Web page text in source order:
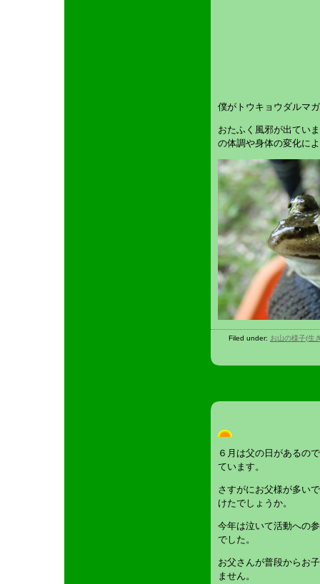
僕がトウキョウダルマ
おたふく風邪が出てい
の体調や身体の変化に
Filed under: お山の様子(生
６月は父の日があるの
ています。
さすがにお父様が多い
けたでしょうか。
今年は泣いて活動への
でした。
お父さんが普段からお
ません。